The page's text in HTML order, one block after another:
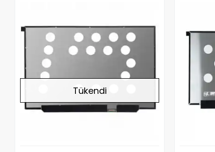
Tükendi